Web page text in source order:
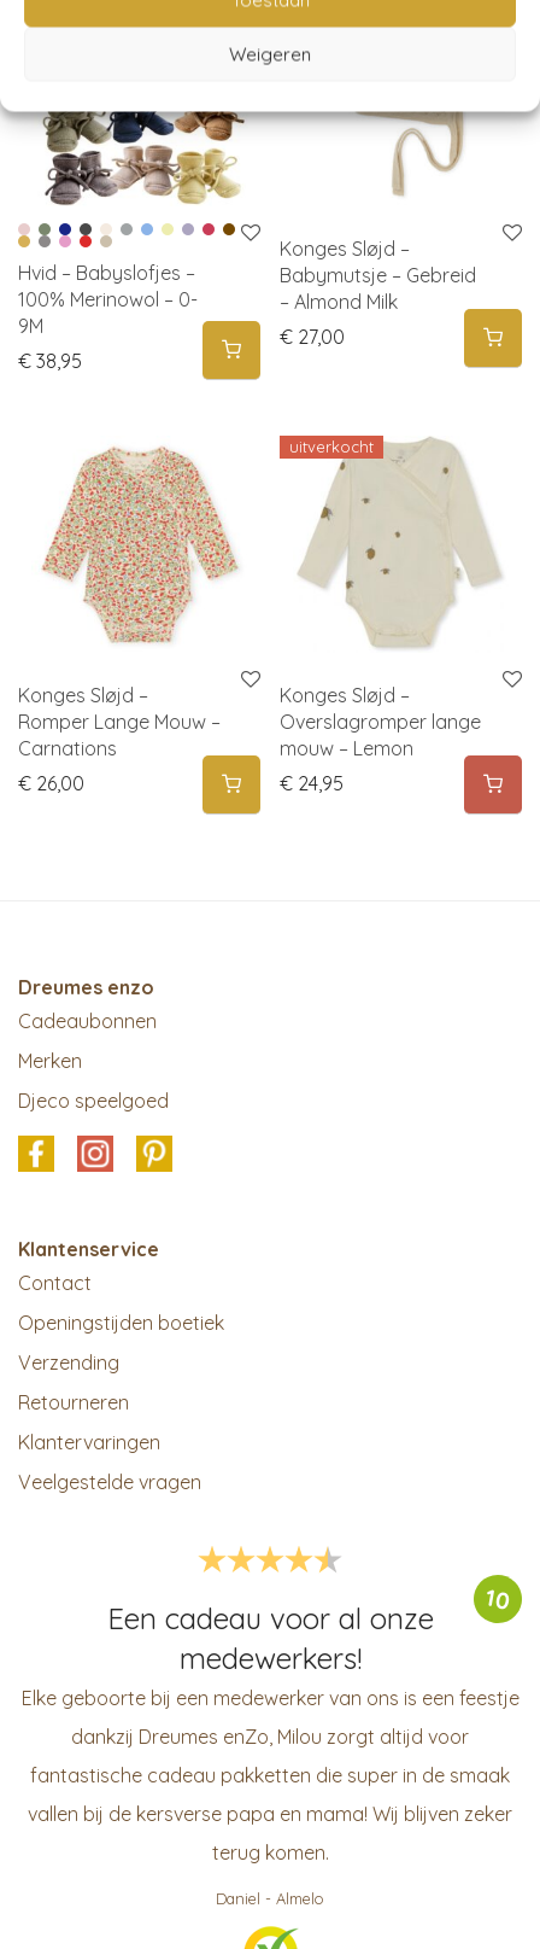
Weigeren
Hvid – Babyslofjes –
100% Merinowol – 0-
9M
€ 38,95
Konges Sløjd –
Babymutsje – Gebreid
– Almond Milk
€ 27,00
Konges Sløjd –
Romper Lange Mouw –
Carnations
€ 26,00
uitverkocht
Konges Sløjd –
Overslagromper lange
mouw – Lemon
€ 24,95
Dreumes enzo
Cadeaubonnen
Merken
Djeco speelgoed
Klantenservice
Contact
Openingstijden boetiek
Verzending
Retourneren
Klantervaringen
Veelgestelde vragen
10
Een cadeau voor al onze
medewerkers!
Elke geboorte bij een medewerker van ons is een feestje
dankzij Dreumes enZo, Milou zorgt altijd voor
fantastische cadeau pakketten die super in de smaak
vallen bij de kersverse papa en mama! Wij blijven zeker
terug komen.
Daniel - Almelo